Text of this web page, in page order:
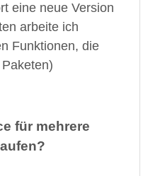
eine neue Version
arbeite ich
Funktionen, die
für mehrere